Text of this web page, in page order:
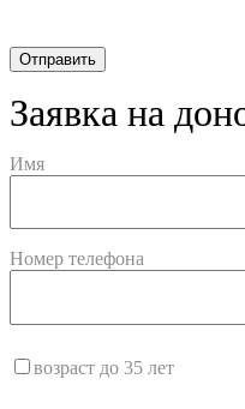
Заявка на
Имя
Номер телефона
возраст до 35 лет